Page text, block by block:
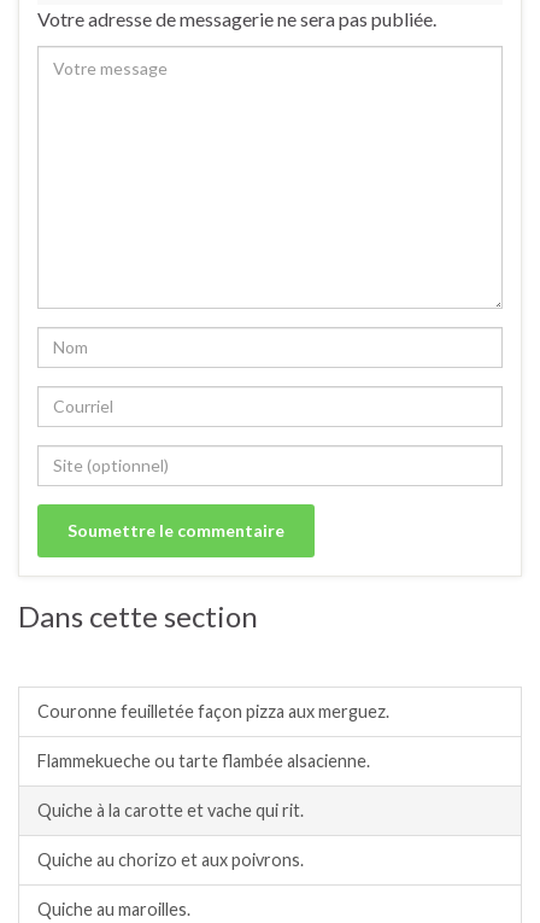
Votre adresse de messagerie ne sera pas publiée.
Dans cette section
Couronne feuilletée façon pizza aux merguez.
Flammekueche ou tarte flambée alsacienne.
Quiche à la carotte et vache qui rit.
Quiche au chorizo et aux poivrons.
Quiche au maroilles.